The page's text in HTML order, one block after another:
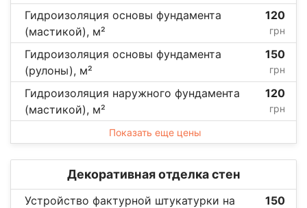
Гидроизоляция основы фундамента
(мастикой), м²
120
грн
Гидроизоляция основы фундамента
(рулоны), м²
150
грн
Гидроизоляция наружного фундамента
(мастикой), м²
120
грн
Показать еще цены
Декоративная отделка стен
Устройство фактурной штукатурки на
150